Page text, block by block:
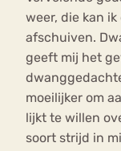
weer, die kan
afschuiven.
geeft mij het
moeilijker om
lijkt te willen
soort strijd in